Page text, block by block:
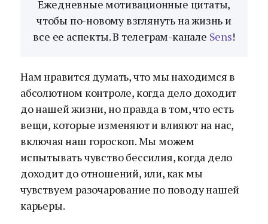
Ежедневные мотивационные цитаты,
чтобы по-новому взглянуть на жизнь и
все ее аспекты. В телеграм-канале Sens!
Нам нравится думать, что мы находимся в
абсолютном контроле, когда дело доходит
до нашей жизни, но правда в том, что есть
вещи, которые изменяют и влияют на нас,
включая наш гороскоп. Мы можем
испытывать чувство бессилия, когда дело
доходит до отношений, или, как мы
чувствуем разочарование по поводу нашей
карьеры.